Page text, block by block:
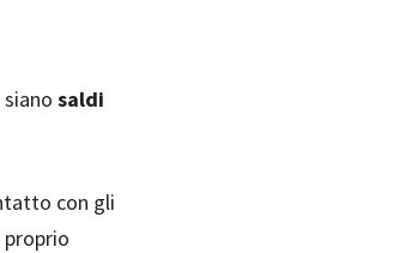
saldi
con gli